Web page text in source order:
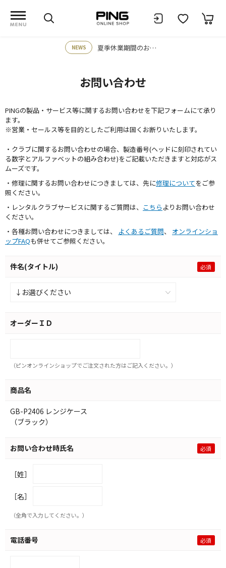
NEWS 夏季休業期間のお知らせ
お問い合わせ
PINGの製品・サービス等に関するお問い合わせを下記フォームにて承り
ます。
※営業・セールス等を目的としたご利用は固くお断りいたします。
・クラブに関するお問い合わせの場合、製造番号(ヘッドに刻印されてい
る数字とアルファベットの組み合わせ)をご記載いただきますと対応がス
ムーズです。
・修理に関するお問い合わせにつきましては、先に修理についてをご参
照ください。
・レンタルクラブサービスに関するご質問は、 こちら よりお問い合わせ
ください。
・各種お問い合わせにつきましては、
よくあるご質問、 オンラインショ
ップFAQも併せてご参照ください。
件名(タイトル)
オーダーＩＤ
（ピンオンラインショップでご注文された方はご記入ください。）
商品名
GB-P2406 レンジケース
（ブラック）
お問い合わせ時氏名
［姓］
［名］
（全角で入力してください。）
電話番号